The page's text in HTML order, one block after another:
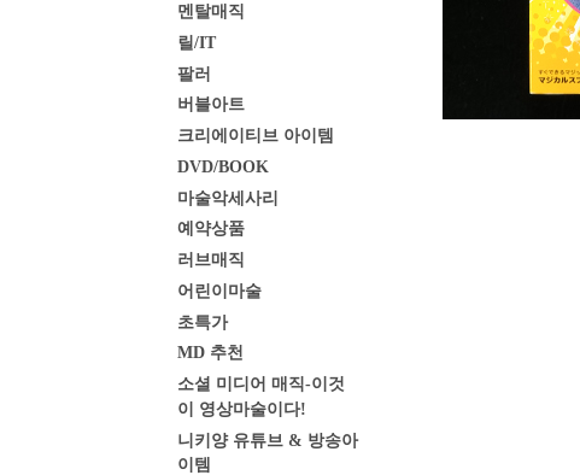
멘탈매직
릴/IT
팔러
버블아트
크리에이티브 아이템
DVD/BOOK
마술악세사리
예약상품
러브매직
어린이마술
초특가
MD 추천
소셜 미디어 매직-이것
이 영상마술이다!
니키양 유튜브 & 방송아
이템